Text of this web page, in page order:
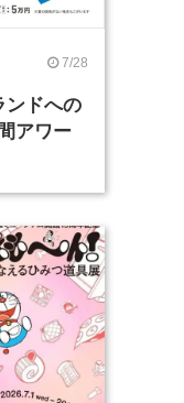
7/28
ンドへの
アワー